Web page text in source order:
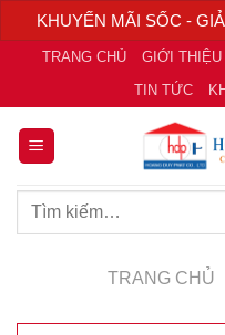
KHUYẾN MÃI SỐC -
Chuyển
nội
dung
TRANG CHỦ GIỚI THIỆU
TIN TỨC
Tìm
TRANG CHỦ